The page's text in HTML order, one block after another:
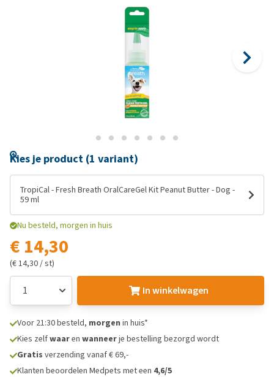
Kies je product (1 variant)
TropiCal - Fresh Breath OralCareGel Kit Peanut Butter - Dog -
59 ml
Nu besteld, morgen in huis
€ 14,30
(€ 14,30 / st)
In winkelwagen
Voor 21:30 besteld, morgen in huis*
Kies zelfwaaren wanneerje bestelling bezorgd wordt
Gratis verzending vanaf € 69,-
Klanten beoordelen Medpets met een 4,6/5